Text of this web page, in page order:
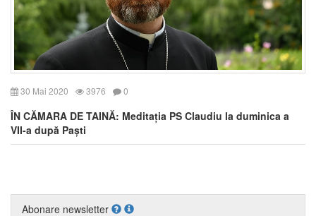
30 Mai 2020 3976 0
ÎN CĂMARA DE TAINĂ: Meditația PS Claudiu la duminica a
VII-a după Paști
Abonare newsletter